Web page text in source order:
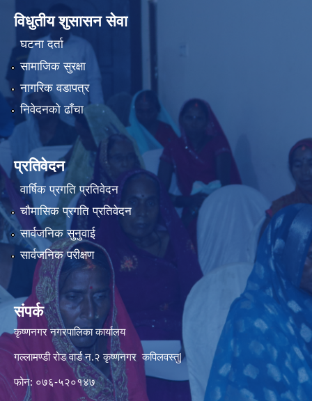
विधुतीय शुसासन सेवा
घटना दर्ता
सामाजिक सुरक्षा
नागरिक वडापत्र
निवेदनको ढाँचा
प्रतिवेदन
वार्षिक प्रगति प्रतिवेदन
चौमासिक प्रगति प्रतिवेदन
सार्वजनिक सुनुवाई
सार्वजनिक परीक्षण
संपर्क
कृष्णनगर नगरपालिका कार्यालय
गल्लामण्डी रोड वार्ड न.२ कृष्णनगर कपिलवस्तु|
फोन: ०७६-५२०१४७